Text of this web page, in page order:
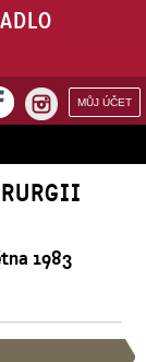
MŮJ ÚČET
1983